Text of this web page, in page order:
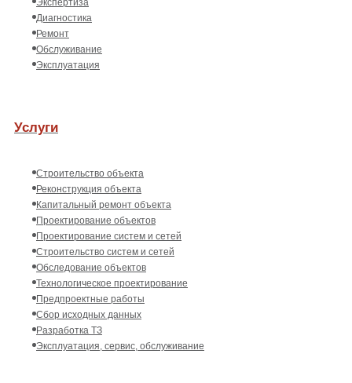
Экспертиза
Диагностика
Ремонт
Обслуживание
Эксплуатация
Услуги
Строительство объекта
Реконструкция объекта
Капитальный ремонт объекта
Проектирование объектов
Проектирование систем и сетей
Строительство систем и сетей
Обследование объектов
Технологическое проектирование
Предпроектные работы
Сбор исходных данных
Разработка ТЗ
Эксплуатация, сервис, обслуживание